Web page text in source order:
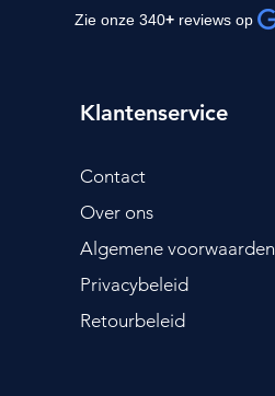
Zie onze 340+ reviews op
Klantenservice
Contact
Over ons
Algemene voorwaarden
Privacybeleid
Retourbeleid